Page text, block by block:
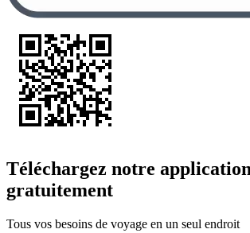
Téléchargez notre application
gratuitement
Tous vos besoins de voyage en un seul endroit